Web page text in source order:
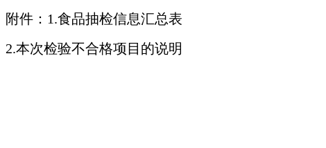
附件：1.食品抽检信息汇总表
2.本次检验不合格项目的说明